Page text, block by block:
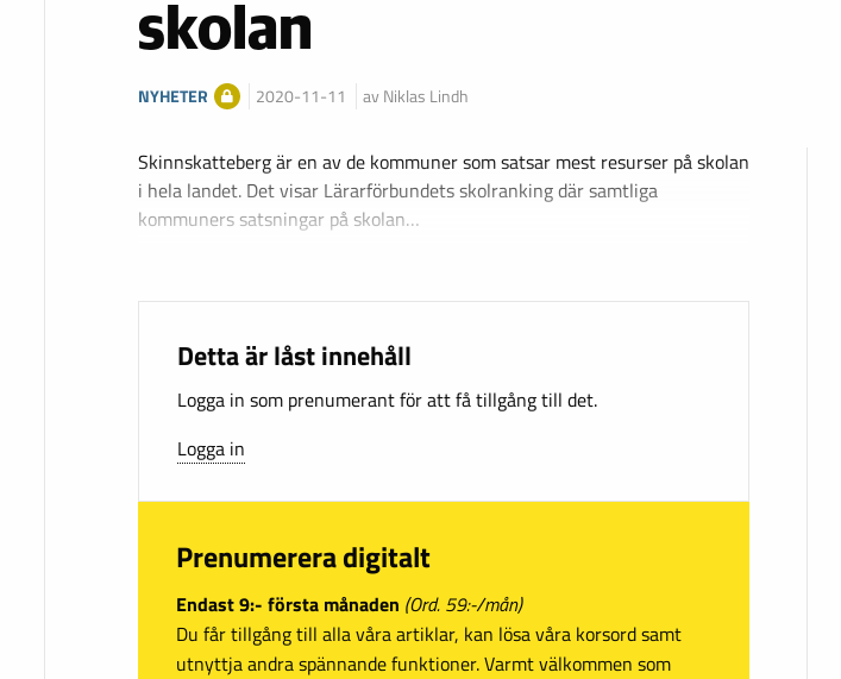
skolan
NYHETER 2020-11-11 av Niklas Lindh
Skinnskatteberg är en av de kommuner som satsar mest resurser på skolan
i hela landet. Det visar Lärarförbundets skolranking där samtliga
kommuners satsningar på skolan…
Detta är låst innehåll
Logga in som prenumerant för att få tillgång till det.
Logga in
Prenumerera digitalt
Endast 9:- första månaden (Ord. 59:-/mån)
Du får tillgång till alla våra artiklar, kan lösa våra korsord samt
utnyttja andra spännande funktioner. Varmt välkommen som